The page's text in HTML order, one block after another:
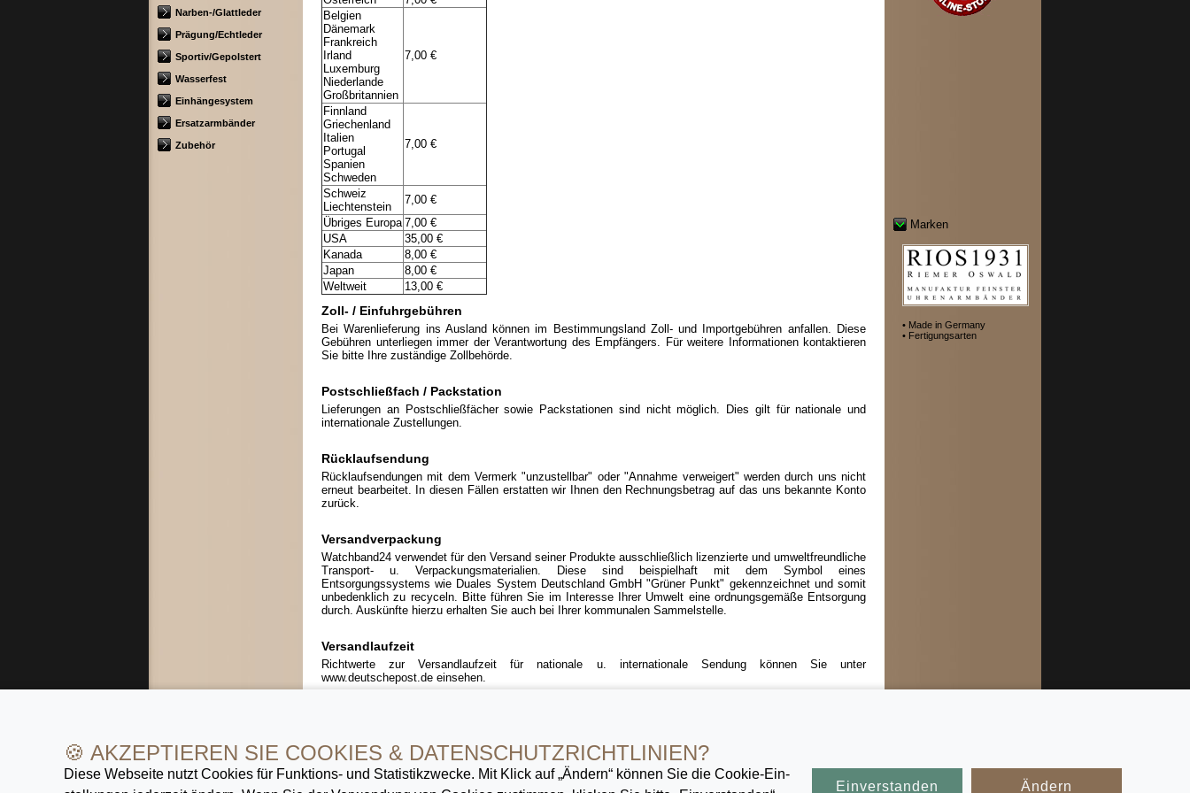
🍪 AKZEPTIEREN SIE COOKIES & DATENSCHUTZ­RICHTLINIEN?
Diese Webseite nutzt Cookies für Funktions- und Statistik­zwecke. Mit Klick auf „Ändern“ können Sie die Cookie-Ein­
Einverstanden Ändern
Narben-/Glattleder
Prägung/Echtleder
Sportiv/Gepolstert
Wasserfest
Einhängesystem
Ersatzarmbänder
Zubehör
Belgien
Dänemark
Frankreich
Irland
Luxemburg
Niederlande
Großbritannien
7,00 €
Finnland
Griechenland
Italien
Portugal
Spanien
Schweden
7,00 €
Schweiz
Liechtenstein
7,00 €
Übriges Europa 7,00 €
USA
35,00 €
Kanada
8,00 €
Japan
8,00 €
Weltweit
13,00 €
Zoll- / Einfuhrgebühren
Bei Warenlieferung ins Ausland können im Bestimmungsland Zoll- und Importgebühren anfallen. Diese
Gebühren unterliegen immer der Verantwortung des Empfängers. Für weitere Informationen kontaktieren
Sie bitte Ihre zuständige Zollbehörde.
Postschließfach / Packstation
Lieferungen an Postschließfächer sowie Packstationen sind nicht möglich. Dies gilt für nationale und
internationale Zustellungen.
Rücklaufsendung
Rücklaufsendungen mit dem Vermerk "unzustellbar" oder "Annahme verweigert" werden durch uns nicht
erneut bearbeitet. In diesen Fällen erstatten wir Ihnen den Rechnungsbetrag auf das uns bekannte Konto
zurück.
Versandverpackung
Watchband24 verwendet für den Versand seiner Produkte ausschließlich lizenzierte und umweltfreundliche
Transport- u. Verpackungsmaterialien. Diese sind beispielhaft mit dem Symbol eines
Entsorgungssystems wie Duales System Deutschland GmbH "Grüner Punkt" gekennzeichnet und somit
unbedenklich zu recyceln. Bitte führen Sie im Interesse Ihrer Umwelt eine ordnungsgemäße Entsorgung
durch. Auskünfte hierzu erhalten Sie auch bei Ihrer kommunalen Sammelstelle.
Versandlaufzeit
Richtwerte zur Versandlaufzeit für nationale u. internationale Sendung können Sie unter
www.deutschepost.de einsehen.
Marken
• Made in Germany
• Fertigungsarten